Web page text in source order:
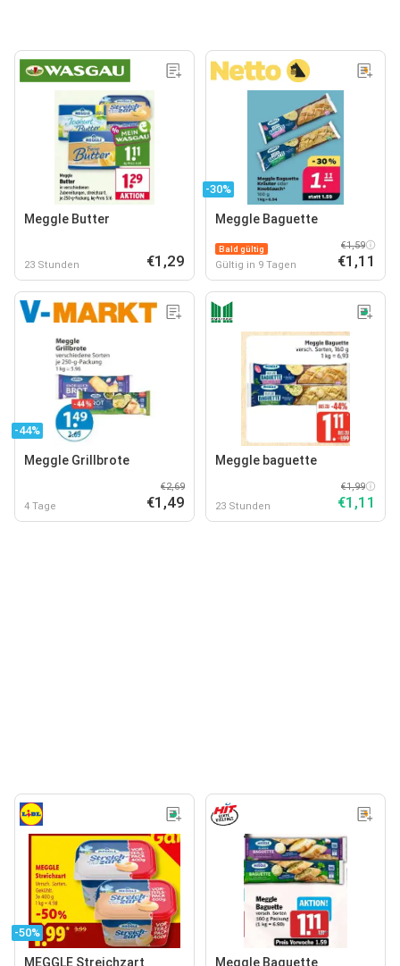
Meggle Butter
23 Stunden €1,29
-30%
Meggle Baguette
Bald gültig
Gültig in 9 Tagen
€1,59
€1,11
-44%
Meggle Grillbrote
4 Tage
€2,69
€1,49
Meggle baguette
23 Stunden
€1,99
€1,11
-50%
MEGGLE Streichzart Meggle Baguette